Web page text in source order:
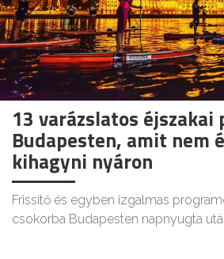
13 varázslatos éjszakai
Budapesten, amit nem
kihagyni nyáron
Frissítő és egyben izgalmas
csokorba Budapesten napnyugta